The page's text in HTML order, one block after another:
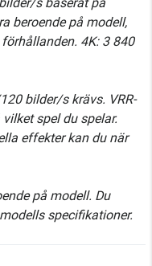
beroende på modell,
4K: 3 840
bilder/s krävs. VRR-
spel du spelar.
effekter kan du när
på modell. Du
specifikationer.